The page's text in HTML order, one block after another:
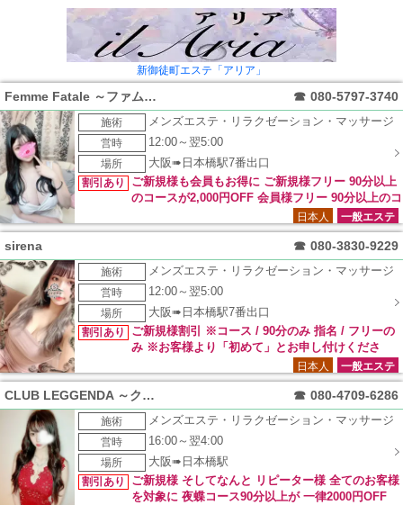
新御徒町エステ「アリア」
Femme Fatale ～ファムファタール～ ☎ 080-5797-3740
施術
メンズエステ・リラクゼーション・マッサージ
営時
12:00～翌5:00
場所
大阪➠日本橋駅7番出口
割引あり
ご新規様も会員もお得に ご新規様フリー 90分以上
のコースが2,000円OFF 会員様フリー 90分以上のコ
ースが1,000円OFF ご新規様・リピーター様共に 利用可能なイ
ベントになります。 ＊他のイベントと併用不可 ＊90分以上の
コースが対象 新人セラピスト限定 90分以上のコースが2,000
円OFF ご新規様・リピーター様共に 利用可能なイベントにな
ります。 ＊NEWマークが付いているセラピストが対象 ＊本指
名の方は適応外 ＊他のイベントと併用不可 ＊90分以上のコー
スが対象 FFランド未体験のお客様へ フリー 2,000円OFF10分
サービス パネル指名 1,000円OFF10分サービス ご新規様限定
のイベントになります。 ＊特別指名対象外 ＊他のイベントと
併用不可 ＊90分以上のコースが対象 みんなで行こうよOFFラ
ンド 2名様で…1,000円OFF 3名様で…2,000円OFF 4名様で…
3,000円OFF ご新規様・リピーター様共に 利用可能なイベント
になります。 ＊本指名・特別指名対象外 ＊他のイベントと併
用不可 ＊90分以上のコースが対象
一般エステ
日本人
sirena ☎ 080-3830-9229
施術
メンズエステ・リラクゼーション・マッサージ
営時
12:00～翌5:00
場所
大阪➠日本橋駅7番出口
割引あり
ご新規様割引 ※コース / 90分のみ 指名 / フリーの
み ※お客様より「初めて」とお申し付けくださ
一般エステ
日本人
CLUB LEGGENDA ～クラブレジェンダ～ ☎ 080-4709-6286
施術
メンズエステ・リラクゼーション・マッサージ
営時
16:00～翌4:00
場所
大阪➠日本橋駅
割引あり
ご新規様 そしてなんと リピーター様 全てのお客様
を対象に 夜蝶コース90分以上が 一律2000円OFF